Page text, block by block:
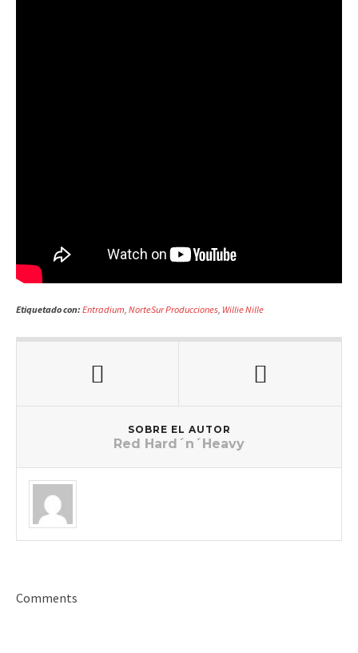
Etiquetado con: Entradium, NorteSur Producciones, Willie Nille
SOBRE EL AUTOR
Red Hard´n´Heavy
Comments